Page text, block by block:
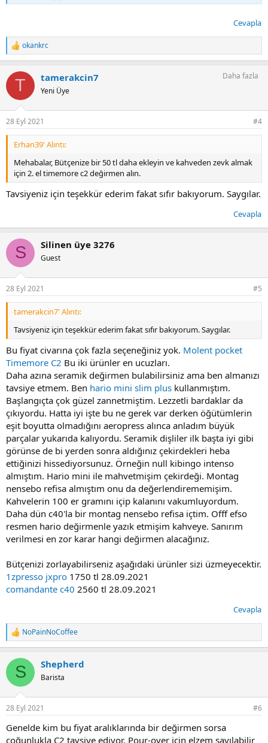
Cevapla
T
e
k
l
:
okankrc
T tamerakcin7
Yeni Üye
Daha fazla
28 Eyl 2021 #4
Erhan39' Alıntı:
Mehabalar, Bütçenize bir 50 tl daha ekleyin ve kahveden zevk almak
için 2. el timemore c2 değirmen alın.
Tavsiyeniz için teşekkür ederim fakat sıfır bakıyorum. Saygılar.
Cevapla
S Silinen üye 3276
Guest
28 Eyl 2021 #5
tamerakcin7' Alıntı:
Tavsiyeniz için teşekkür ederim fakat sıfır bakıyorum. Saygılar.
Bu fiyat civarına çok fazla seçeneğiniz yok. Molent pocket
Timemore C2 Bu iki ürünler en ucuzları.
Daha azına seramik değirmen bulabilirsiniz ama ben almanızı
tavsiye etmem. Ben hario mini slim plus kullanmıştım.
Başlangıçta çok güzel zannetmiştim. Lezzetli bardaklar da
çıkıyordu. Hatta iyi işte bu ne gerek var derken öğütümlerin
eşit boyutta olmadığını aeropress alınca anladım büyük
parçalar yukarıda kalıyordu. Seramik dişliler ilk başta iyi gibi
görünse de bi yerden sonra aldığınız çekirdekleri heba
ettiğinizi hissediyorsunuz. Örneğin null kibingo intenso
almıştım. Hario mini ile mahvetmişim çekirdeği. Montag
nensebo refisa almıştım onu da değerlendirememişim.
Kahvelerin 100 er gramını içip kalanını vakumluyordum.
Daha dün c40'la bir montag nensebo refisa içtim. Offf efso
resmen hario değirmenle yazık etmişim kahveye. Sanırım
verilmesi en zor karar hangi değirmen alacağınız.
Bütçenizi zorlayabilirseniz aşağıdaki ürünler sizi üzmeyecektir.
1zpresso jxpro 1750 tl 28.09.2021
comandante c40 2560 tl 28.09.2021
Cevapla
T
e
k
l
:
NoPainNoCoffee
S Shepherd
Barista
28 Eyl 2021 #6
Genelde kim bu fiyat aralıklarında bir değirmen sorsa
çoğunlukla C2 tavsiye ediyor. Pour-over için elzem sayılabilir